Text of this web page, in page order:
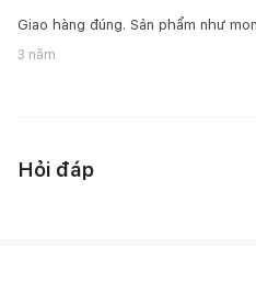
- Tay ghế được thiết kế chắc
nghỉ dễ dàng.
Giao hàng đúng. Sản phẩm như
3 năm
Hỏi đáp